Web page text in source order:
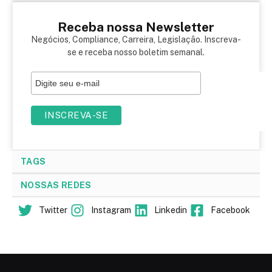
Receba nossa Newsletter
Negócios, Compliance, Carreira, Legislação. Inscreva-
se e receba nosso boletim semanal.
TAGS
NOSSAS REDES
Twitter Instagram Linkedin Facebook